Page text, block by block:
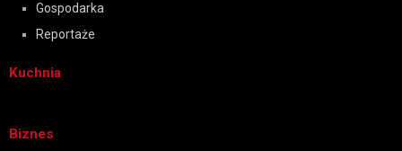
Gospodarka
Reportaże
Kuchnia
Biznes